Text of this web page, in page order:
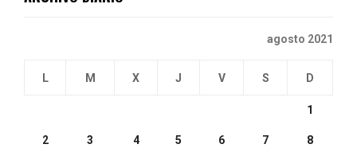
agosto 2021
L M X J V S D
1
2 3 4 5 6 7 8